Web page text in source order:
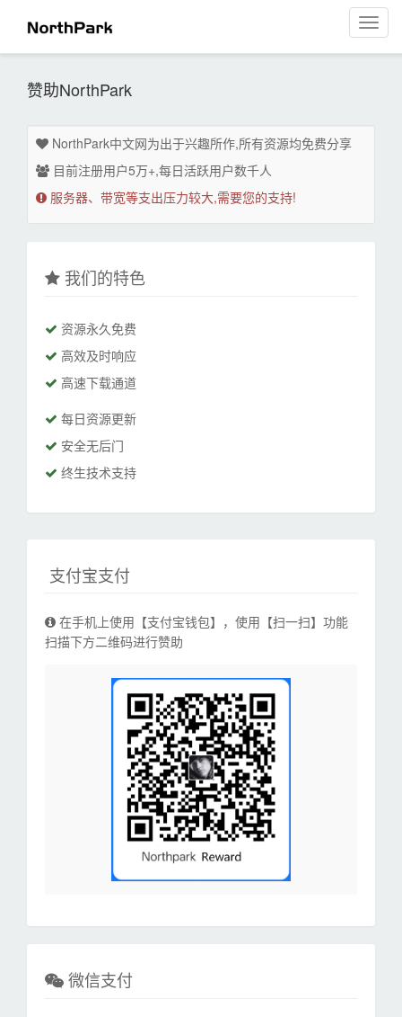
菜
单
赞助NorthPark
NorthPark中文网为出于兴趣所作,所有资源均免费分享
目前注册用户5万+,每日活跃用户数千人
服务器、带宽等支出压力较大,需要您的支持!
我们的特色
资源永久免费
高效及时响应
高速下载通道
每日资源更新
安全无后门
终生技术支持
支付宝支付
在手机上使用【支付宝钱包】，使用【扫一扫】功能
扫描下方二维码进行赞助
微信支付